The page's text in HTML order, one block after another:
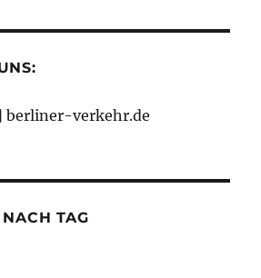
berliner-verkehr.de
TAG